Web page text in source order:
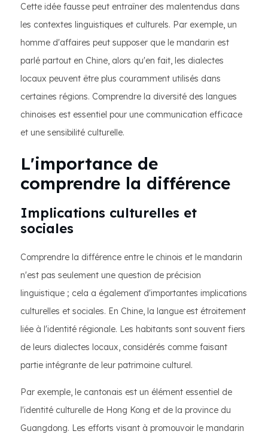
Cette idée fausse peut entraîner des malentendus dans
les contextes linguistiques et culturels. Par exemple, un
homme d'affaires peut supposer que le mandarin est
parlé partout en Chine, alors qu'en fait, les dialectes
locaux peuvent être plus couramment utilisés dans
certaines régions. Comprendre la diversité des langues
chinoises est essentiel pour une communication efficace
et une sensibilité culturelle.
L'importance de
comprendre la différence
Implications culturelles et
sociales
Comprendre la différence entre le chinois et le mandarin
n'est pas seulement une question de précision
linguistique ; cela a également d'importantes implications
culturelles et sociales. En Chine, la langue est étroitement
liée à l'identité régionale. Les habitants sont souvent fiers
de leurs dialectes locaux, considérés comme faisant
partie intégrante de leur patrimoine culturel.
Par exemple, le cantonais est un élément essentiel de
l'identité culturelle de Hong Kong et de la province du
Guangdong. Les efforts visant à promouvoir le mandarin